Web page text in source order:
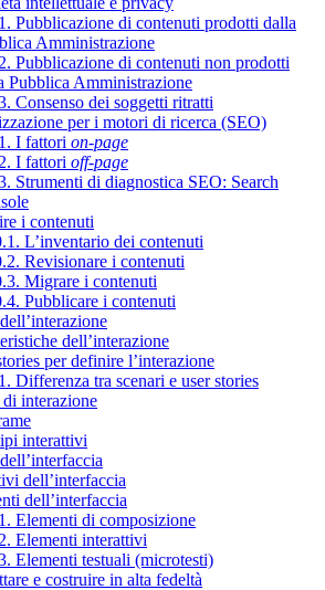
Pubblicazione di contenuti prodotti dalla
Amministrazione
Pubblicazione di contenuti non prodotti
Pubblica Amministrazione
Consenso dei soggetti ritratti
per i motori di ricerca (SEO)
I fattori on-page
I fattori off-page
Strumenti di diagnostica SEO: Search
i contenuti
L’inventario dei contenuti
Revisionare i contenuti
Migrare i contenuti
Pubblicare i contenuti
dell’interazione
per definire l’interazione
Differenza tra scenari e user stories
interazione
interattivi
dell’interfaccia
dell’interfaccia
Elementi di composizione
Elementi interattivi
Elementi testuali (microtesti)
e costruire in alta fedeltà